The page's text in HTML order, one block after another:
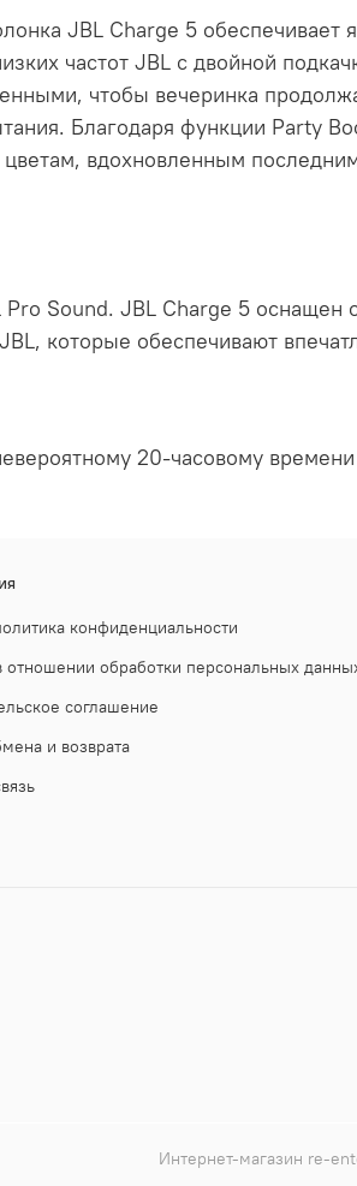
JBL Charge 5
частот JBL с двойной
чтобы вечеринка
Благодаря функции Party
вдохновленным
Sound. JBL Charge 5
которые обеспечивают
20-часовому
конфиденциальности
отношении обработки персональных
соглашение
и возврата
Интернет-магазин re-